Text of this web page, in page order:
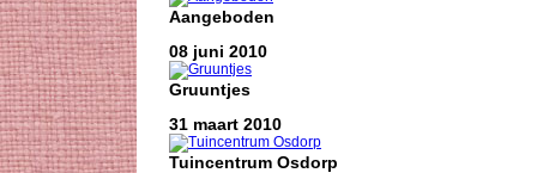
Aangeboden
08 juni 2010
Gruuntjes
31 maart 2010
Tuincentrum Osdorp